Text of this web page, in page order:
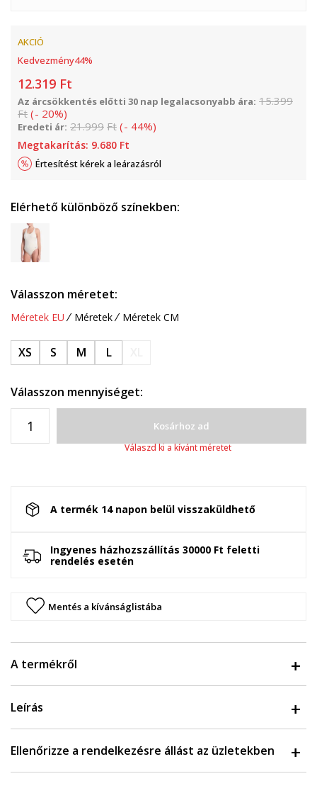
AKCIÓ
Kedvezmény44%
12.319 Ft
Az árcsökkentés előtti 30 nap legalacsonyabb ára: 15.399
Ft (- 20%)
Eredeti ár: 21.999 Ft (- 44%)
Megtakarítás: 9.680 Ft
Értesítést kérek a leárazásról
Elérhető különböző színekben:
Válasszon méretet:
Méretek EU Méretek Méretek CM
XS S M L
Válasszon mennyiséget:
Kosárhoz ad
Válaszd ki a kívánt méretet
A termék 14 napon belül visszaküldhető
Ingyenes házhozszállítás 30000 Ft feletti
rendelés esetén
Mentés a kívánságlistába
A termékről
Leírás
Ellenőrizze a rendelkezésre állást az üzletekben